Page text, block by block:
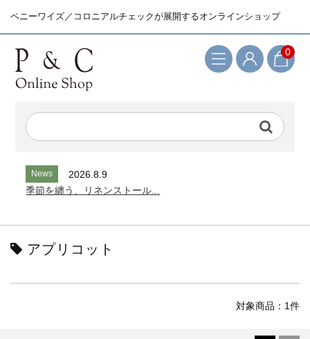
ペニーワイズ／コロニアルチェックが展開するオンラインショップ
0
検索キーワード
News
2026.8.9
季節を纏う、リネンストール...
アプリコット
対象商品：1件